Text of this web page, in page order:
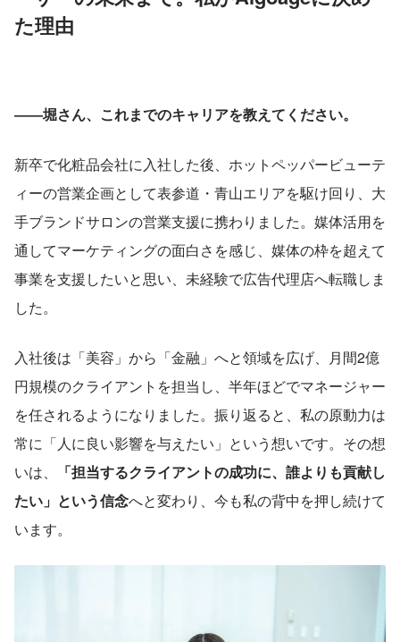
た理由
――堀さん、これまでのキャリアを教えてください。
新卒で化粧品会社に入社した後、ホットペッパービューテ
ィーの営業企画として表参道・青山エリアを駆け回り、大
手ブランドサロンの営業支援に携わりました。媒体活用を
通してマーケティングの面白さを感じ、媒体の枠を超えて
事業を支援したいと思い、未経験で広告代理店へ転職しま
した。
入社後は「美容」から「金融」へと領域を広げ、月間2億
円規模のクライアントを担当し、半年ほどでマネージャー
を任されるようになりました。振り返ると、私の原動力は
常に「人に良い影響を与えたい」という想いです。その想
いは、
「担当するクライアントの成功に、誰よりも貢献し
たい」という信念へと変わり、今も私の背中を押し続けて
います。